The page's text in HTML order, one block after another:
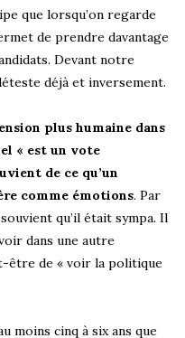
que lorsqu’on regarde
de prendre davantage
Devant notre
déjà et inversement.
plus humaine dans
« est un vote
de ce qu’un
comme émotions. Par
qu’il était sympa. Il
dans une autre
être de « voir la politique
moins cinq à six ans que